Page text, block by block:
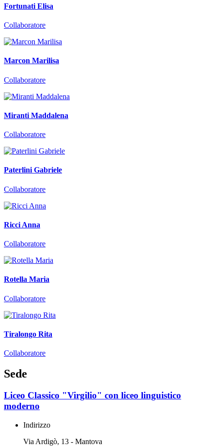
Fortunati Elisa
Collaboratore
Marcon Marilisa
Collaboratore
Miranti Maddalena
Collaboratore
Paterlini Gabriele
Collaboratore
Ricci Anna
Collaboratore
Rotella Maria
Collaboratore
Tiralongo Rita
Collaboratore
Sede
Liceo Classico "Virgilio" con liceo linguistico
moderno
Indirizzo
Via Ardigò, 13 - Mantova